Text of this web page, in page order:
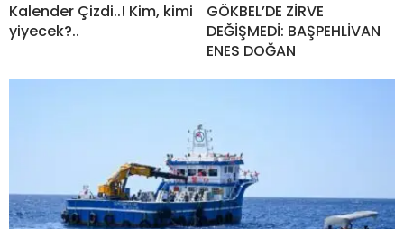
Kalender Çizdi..! Kim, kimi
yiyecek?..
GÖKBEL’DE ZİRVE
DEĞİŞMEDİ: BAŞPEHLİVAN
ENES DOĞAN